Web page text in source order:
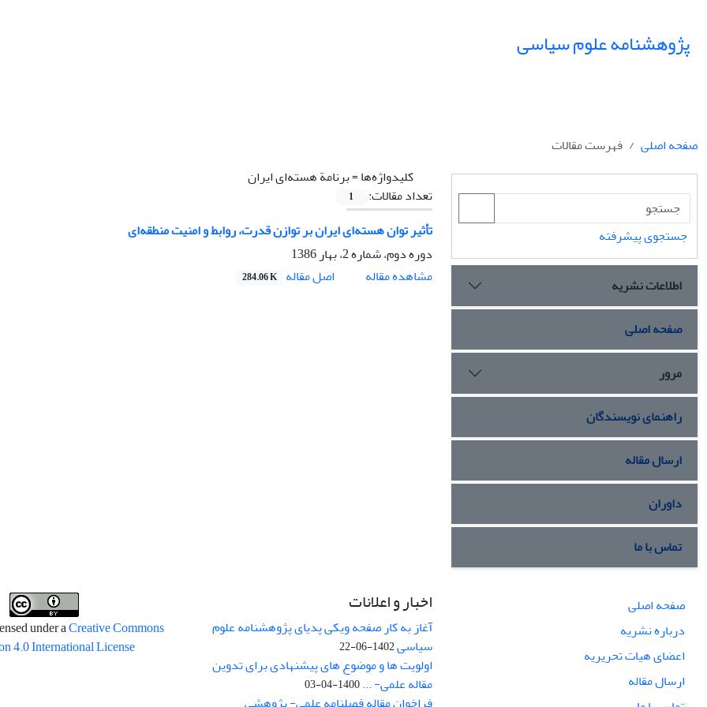
پژوهشنامه علوم سیاسی
صفحه اصلی
فهرست مقالات
کلیدواژه‌ها =برنامة هسته‌ای ایران
تعداد مقالات:
1
تأثیر توان هسته‌ای ایران بر توازن قدرت، روابط و امنیت منطقه‌ای
دوره دوم، شماره 2، بهار 1386
مشاهده مقاله
اصل مقاله 284.06 K
جستجوی پیشرفته
اطلاعات نشریه
صفحه اصلی
مرور
راهنمای نویسندگان
ارسال مقاله
داوران
تماس با ما
صفحه اصلی
درباره نشریه
اعضای هیات تحریریه
ارسال مقاله
اخبار و اعلانات
آغاز به کار صفحه ویکی پدیای پژوهشنامه علوم
سیاسی1402-06-22
اولویت ها و موضوع های پیشنهادی برای تدوین
مقاله علمی- ...1400-04-03
under aCreative Commons
4.0 International License